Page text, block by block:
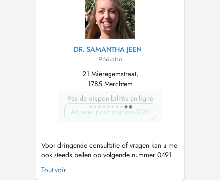
DR. SAMANTHA JEEN
Pédiatre
21 Mieregemstraat,
1785 Merchtem
Pas de disponibilités en ligne
Appeler pour prendre RDV
Voor dringende consultatie of vragen kan u me
ook steeds bellen op volgende nummer 0491
steeds een handdoek of een dekentje mee te
Tout voir